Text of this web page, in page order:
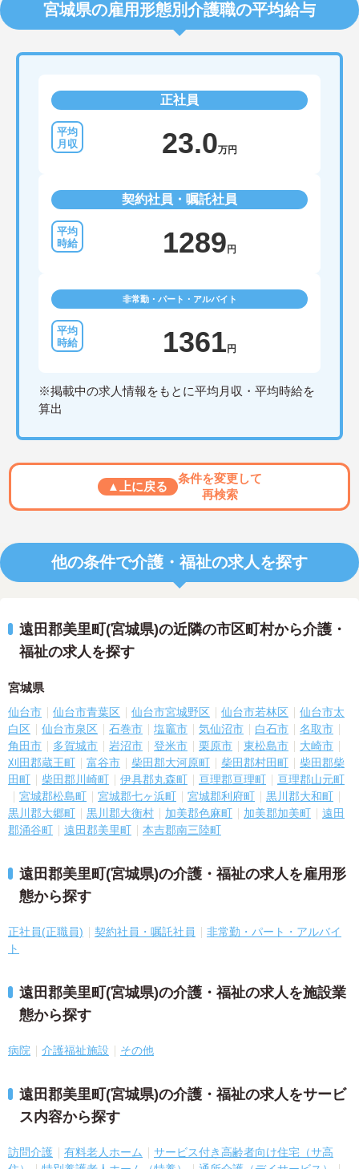
宮城県の雇用形態別介護職の平均給与
正社員
23.0万円
契約社員・嘱託社員
1289円
非常勤・パート・アルバイト
1361円
※掲載中の求人情報をもとに平均月収・平均時給を
算出
▲上に戻る
条件を変更して
再検索
他の条件で介護・福祉の求人を探す
遠田郡美里町(宮城県)の近隣の市区町村から介護・
福祉の求人を探す
宮城県
仙台市 仙台市青葉区 仙台市宮城野区 仙台市若林区
仙台市太
白区
仙台市泉区 石巻市 塩竈市 気仙沼市 白石市
名取市
角田市
多賀城市 岩沼市 登米市 栗原市 東松島市
大崎市
刈田郡蔵王町
富谷市 柴田郡大河原町 柴田郡村田町
柴田郡柴
田町
柴田郡川崎町 伊具郡丸森町 亘理郡亘理町
亘理郡山元町
宮城郡松島町
宮城郡七ヶ浜町 宮城郡利府町
黒川郡大和町
黒川郡大郷町
黒川郡大衡村 加美郡色麻町 加美郡加美町
遠田
郡涌谷町
遠田郡美里町 本吉郡南三陸町
遠田郡美里町(宮城県)の介護・福祉の求人を雇用形
態から探す
正社員(正職員) 契約社員・嘱託社員
非常勤・パート・アルバイ
ト
遠田郡美里町(宮城県)の介護・福祉の求人を施設業
態から探す
病院 介護福祉施設 その他
遠田郡美里町(宮城県)の介護・福祉の求人をサービ
ス内容から探す
訪問介護 有料老人ホーム
サービス付き高齢者向け住宅（サ高